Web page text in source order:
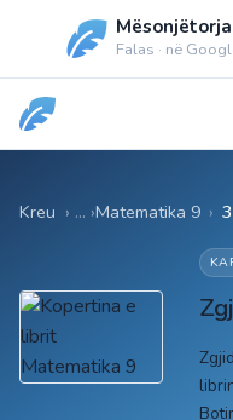
Mësonjëtorja
Falas · në
Kreu Matematika 9 ›